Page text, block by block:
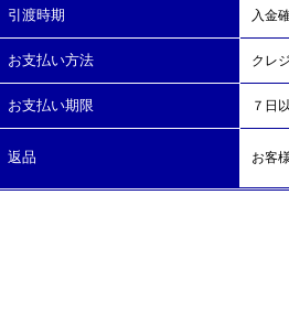
引渡時期 入金
お支払い方法 クレ
お支払い期限 ７日
返品 お客